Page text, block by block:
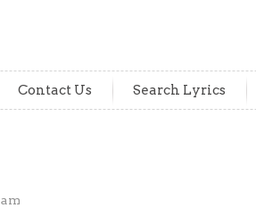
Contact Us Search Lyrics